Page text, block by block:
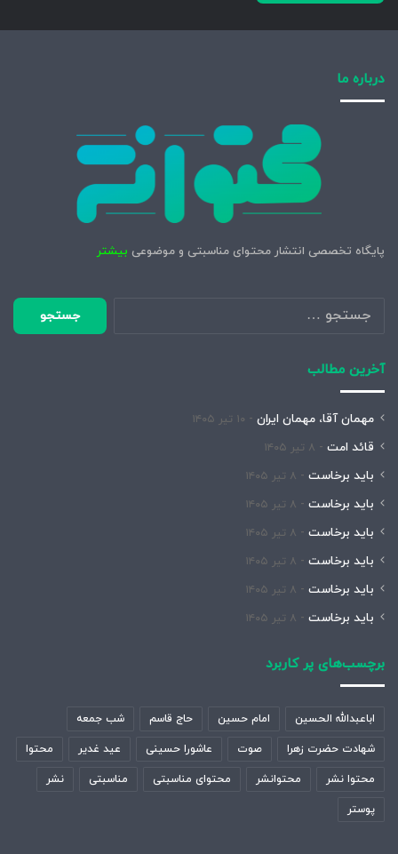
درباره ما
پایگاه تخصصی انتشار محتوای مناسبتی و موضوعی بیشتر
جستجو
برای:
آخرین مطالب
مهمان آقا، مهمان ایران ۱۰ تیر ۱۴۰۵
قائد امت ۸ تیر ۱۴۰۵
باید برخاست ۸ تیر ۱۴۰۵
باید برخاست ۸ تیر ۱۴۰۵
باید برخاست ۸ تیر ۱۴۰۵
باید برخاست ۸ تیر ۱۴۰۵
باید برخاست ۸ تیر ۱۴۰۵
باید برخاست ۸ تیر ۱۴۰۵
برچسب‌های پر کاربرد
اباعبدالله الحسین امام حسین حاج قاسم شب جمعه
شهادت حضرت زهرا صوت عاشورا حسینی عید غدیر محتوا
محتوا نشر محتوانشر محتوای مناسبتی مناسبتی نشر
پوستر